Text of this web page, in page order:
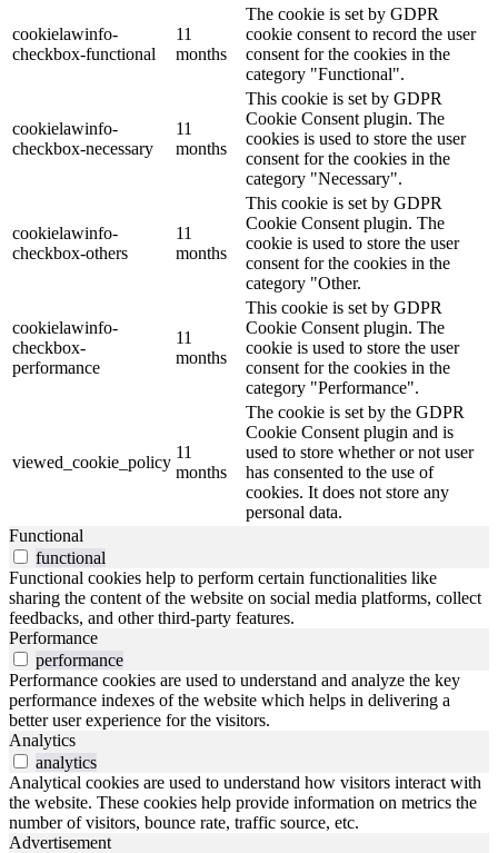
cookielawinfo-
checkbox-functional
11
months
The cookie is set by GDPR
cookie consent to record the user
consent for the cookies in the
category "Functional".
cookielawinfo-
checkbox-necessary
11
months
This cookie is set by GDPR
Cookie Consent plugin. The
cookies is used to store the user
consent for the cookies in the
category "Necessary".
cookielawinfo-
checkbox-others
11
months
This cookie is set by GDPR
Cookie Consent plugin. The
cookie is used to store the user
consent for the cookies in the
category "Other.
cookielawinfo-
checkbox-
performance
11
months
This cookie is set by GDPR
Cookie Consent plugin. The
cookie is used to store the user
consent for the cookies in the
category "Performance".
viewed_cookie_policy
11
months
The cookie is set by the GDPR
Cookie Consent plugin and is
used to store whether or not user
has consented to the use of
cookies. It does not store any
personal data.
Functional
functional
Functional cookies help to perform certain functionalities like
sharing the content of the website on social media platforms, collect
feedbacks, and other third-party features.
Performance
performance
Performance cookies are used to understand and analyze the key
performance indexes of the website which helps in delivering a
better user experience for the visitors.
Analytics
analytics
Analytical cookies are used to understand how visitors interact with
the website. These cookies help provide information on metrics the
number of visitors, bounce rate, traffic source, etc.
Advertisement